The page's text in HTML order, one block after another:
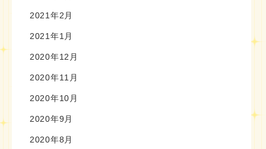
2021年2月
2021年1月
2020年12月
2020年11月
2020年10月
2020年9月
2020年8月